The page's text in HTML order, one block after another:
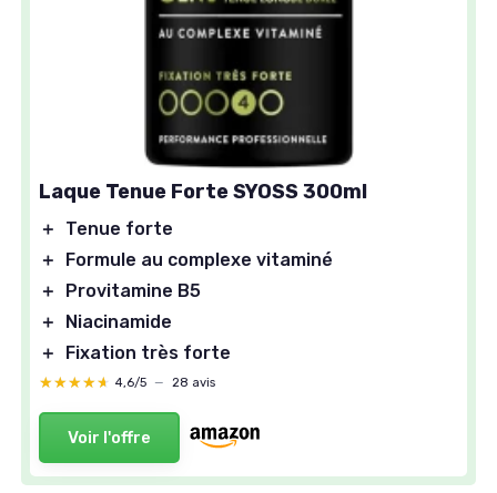
Laque Tenue Forte SYOSS 300ml
＋
Tenue forte
＋
Formule au complexe vitaminé
＋
Provitamine B5
＋
Niacinamide
＋
Fixation très forte
★★★★★
★★★★★ 4,6/5 — 28 avis
Voir l'offre